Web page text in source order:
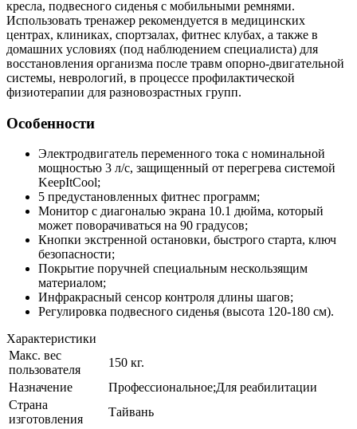
кресла, подвесного сиденья с мобильными ремнями.
Использовать тренажер рекомендуется в медицинских
центрах, клиниках, спортзалах, фитнес клубах, а также в
домашних условиях (под наблюдением специалиста) для
восстановления организма после травм опорно-двигательной
системы, неврологий, в процессе профилактической
физиотерапии для разновозрастных групп.
Особенности
Электродвигатель переменного тока с номинальной
мощностью 3 л/с, защищенный от перегрева системой
KeepItCool;
5 предустановленных фитнес программ;
Монитор с диагональю экрана 10.1 дюйма, который
может поворачиваться на 90 градусов;
Кнопки экстренной остановки, быстрого старта, ключ
безопасности;
Покрытие поручней специальным нескользящим
материалом;
Инфракрасный сенсор контроля длины шагов;
Регулировка подвесного сиденья (высота 120-180 см).
Характеристики
Макс. вес
пользователя
150 кг.
Назначение
Профессиональное;Для реабилитации
Страна
изготовления
Тайвань